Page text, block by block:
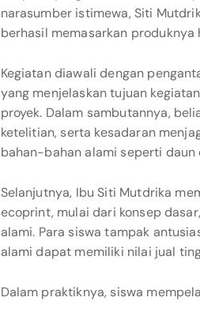
narasumber istimewa, Siti
berhasil memasarkan produknya
Kegiatan diawali dengan
yang menjelaskan tujuan
proyek. Dalam sambutannya,
ketelitian, serta kesadaran
bahan-bahan alami seperti daun
Selanjutnya, Ibu Siti Mutdrika
ecoprint, mulai dari konsep
alami. Para siswa tampak
alami dapat memiliki nilai jual
Dalam praktiknya, siswa